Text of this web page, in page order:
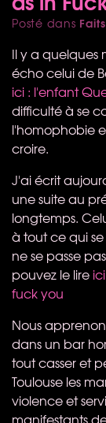
Posté dans
Il y a quelques
écho celui de
ici : l'enfant
difficulté à se
l'homophobie
croire.
J'ai écrit
une suite au
longtemps.
à tout ce qui
ne se passe
pouvez le lire
fuck you
Nous
dans un bar
tout casser et
Toulouse les
violence et
manifestants